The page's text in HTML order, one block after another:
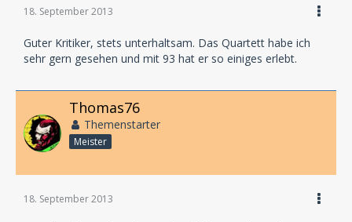
18. September 2013
Guter Kritiker, stets unterhaltsam. Das Quartett habe ich
sehr gern gesehen und mit 93 hat er so einiges erlebt.
Thomas76
Themenstarter
Meister
18. September 2013